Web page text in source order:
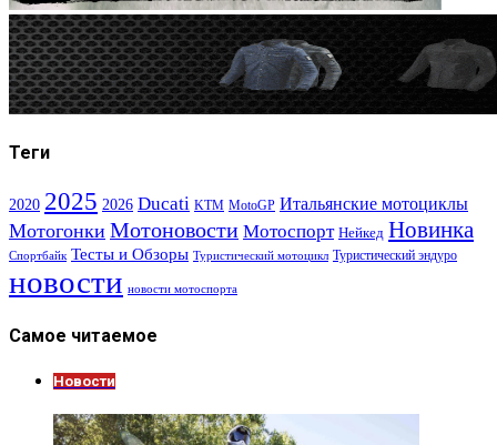
Теги
2020 2025 2026 Ducati KTM MotoGP Итальянские мотоциклы
Мотогонки Мотоновости Мотоспорт Нейкед Новинка
Спортбайк Тесты и Обзоры Туристический мотоцикл Туристический эндуро
новости новости мотоспорта
Самое читаемое
Новости